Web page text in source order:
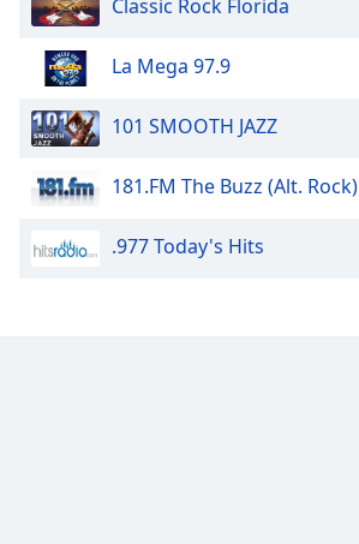
dialog
window.
Escape
window.
Classic Rock Florida
La Mega 97.9
101 SMOOTH JAZZ
181.FM The Buzz (Alt. Rock)
.977 Today's Hits